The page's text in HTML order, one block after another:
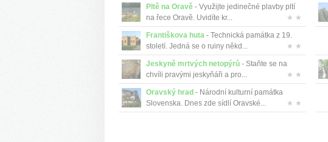
Pltě na Oravě - Využijte jedinečné plavby pltí
na řece Oravě. Uvidíte kr...
★ ★
Františkova huta - Technická památka z 19.
století. Jedná se o ruiny někd...
★ ★
Jeskyně mrtvých netopýrů - Staňte se na
chvíli pravými jeskyňáři a pro...
★ ★
Oravský hrad - Národní kulturní památka
Slovenska. Dnes zde sídlí Oravské...
★ ★